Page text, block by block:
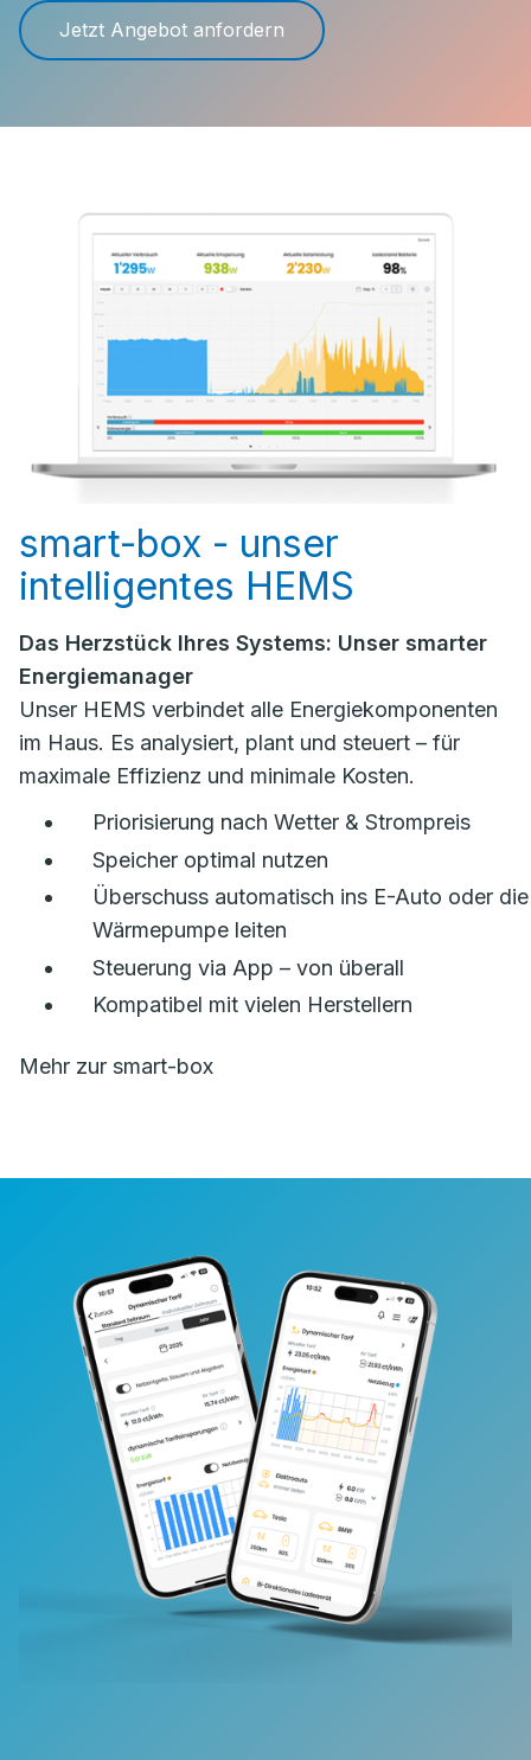
Jetzt Angebot anfordern
smart-box - unser
intelligentes HEMS
Das Herzstück Ihres Systems: Unser smarter
Energiemanager
Unser HEMS verbindet alle Energiekomponenten
im Haus. Es analysiert, plant und steuert – für
maximale Effizienz und minimale Kosten.
Priorisierung nach Wetter & Strompreis
Speicher optimal nutzen
Überschuss automatisch ins E-Auto oder die
Wärmepumpe leiten
Steuerung via App – von überall
Kompatibel mit vielen Herstellern
Mehr zur smart-box